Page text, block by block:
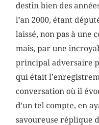
destin bien des
l’an 2000, étant
laissé, non pas à une
mais, par une
principal adversaire
qui était
conversation où il
d’un tel compte, en
savoureuse réplique